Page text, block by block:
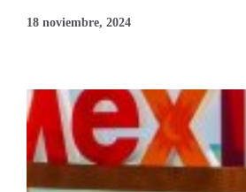
18 noviembre, 2024